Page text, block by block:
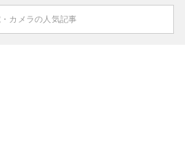
カメラの人気記事